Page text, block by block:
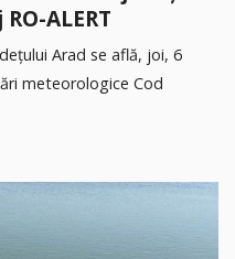
ALERT
Arad se află, joi, 6
meteorologice Cod